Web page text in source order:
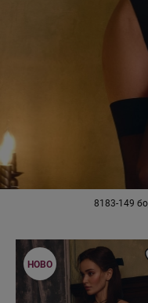
8183-149
НОВО